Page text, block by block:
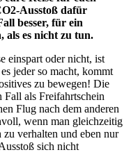
Ausstoß dafür
besser, für ein
als es nicht zu tun.
einspart oder nicht, ist
jeder so macht, kommt
zu bewegen! Die
Fall als Freifahrtschein
Flug nach dem anderen
wenn man gleichzeitig
verhalten und eben nur
sich nicht